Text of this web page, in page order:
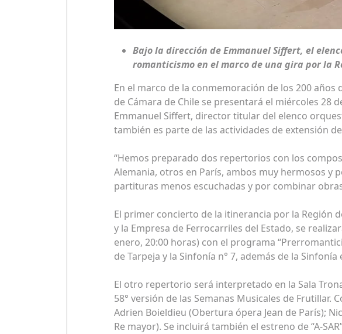
Bajo la dirección de Emmanuel Siffert, el
romanticismo en el marco de una gira por la
En el marco de la conmemoración de los 200
de Cámara de Chile se presentará el miércoles 28
Emmanuel Siffert, director titular del elenco
también es parte de las actividades de extensión
“Hemos preparado dos repertorios con los
Alemania, otros en París, ambos muy hermosos y
partituras menos escuchadas y por combinar
El primer concierto de la itinerancia por la Región
y la Empresa de Ferrocarriles del Estado, se
enero, 20:00 horas) con el programa
de Tarpeja y la Sinfonía n° 7, además de la
El otro repertorio será interpretado en la Sala
58° versión de las Semanas Musicales de
Adrien Boieldieu (Obertura ópera Jean de París);
Re mayor). Se incluirá también el estreno de “A-